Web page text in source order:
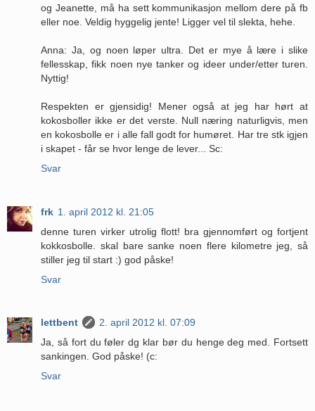
og Jeanette, må ha sett kommunikasjon mellom dere på fb
eller noe. Veldig hyggelig jente! Ligger vel til slekta, hehe.
Anna: Ja, og noen løper ultra. Det er mye å lære i slike
fellesskap, fikk noen nye tanker og ideer under/etter turen.
Nyttig!
Respekten er gjensidig! Mener også at jeg har hørt at
kokosboller ikke er det verste. Null næring naturligvis, men
en kokosbolle er i alle fall godt for humøret. Har tre stk igjen
i skapet - får se hvor lenge de lever... Sc:
Svar
frk 1. april 2012 kl. 21:05
denne turen virker utrolig flott! bra gjennomført og fortjent
kokkosbolle. skal bare sanke noen flere kilometre jeg, så
stiller jeg til start :) god påske!
Svar
lettbent
2. april 2012 kl. 07:09
Ja, så fort du føler dg klar bør du henge deg med. Fortsett
sankingen. God påske! (c:
Svar